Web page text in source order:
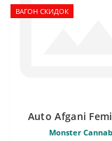
ВАГОН СКИДОК
Auto Afgani
Monster